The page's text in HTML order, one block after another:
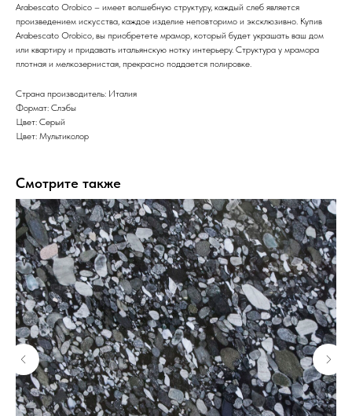
Arabescato Orobico – имеет волшебную структуру, каждый слеб является
произведением искусства, каждое изделие неповторимо и эксклюзивно. Купив
Arabescato Orobico, вы приобретете мрамор, который будет украшать ваш дом
или квартиру и придавать итальянскую нотку интерьеру. Структура у мрамора
плотная и мелкозернистая, прекрасно поддается полировке.
Страна производитель: Италия
Формат: Слэбы
Цвет: Серый
Цвет: Мультиколор
Смотрите также